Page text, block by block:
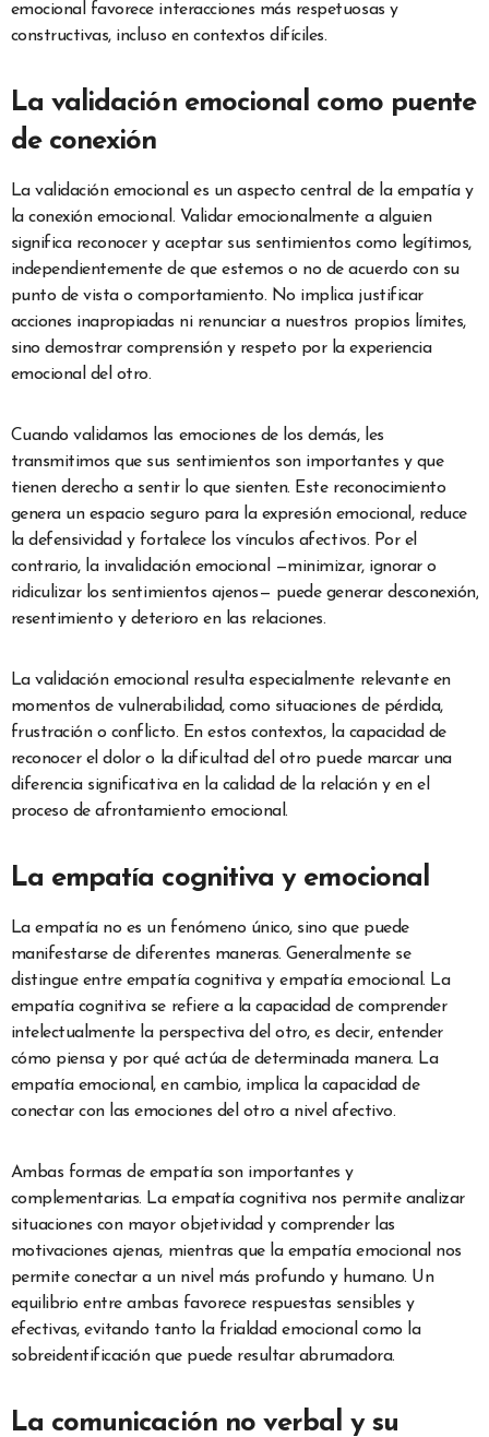
emocional favorece interacciones más respetuosas y
constructivas, incluso en contextos difíciles.
La validación emocional como puente
de conexión
La validación emocional es un aspecto central de la empatía y
la conexión emocional. Validar emocionalmente a alguien
significa reconocer y aceptar sus sentimientos como legítimos,
independientemente de que estemos o no de acuerdo con su
punto de vista o comportamiento. No implica justificar
acciones inapropiadas ni renunciar a nuestros propios límites,
sino demostrar comprensión y respeto por la experiencia
emocional del otro.
Cuando validamos las emociones de los demás, les
transmitimos que sus sentimientos son importantes y que
tienen derecho a sentir lo que sienten. Este reconocimiento
genera un espacio seguro para la expresión emocional, reduce
la defensividad y fortalece los vínculos afectivos. Por el
contrario, la invalidación emocional —minimizar, ignorar o
ridiculizar los sentimientos ajenos— puede generar desconexión,
resentimiento y deterioro en las relaciones.
La validación emocional resulta especialmente relevante en
momentos de vulnerabilidad, como situaciones de pérdida,
frustración o conflicto. En estos contextos, la capacidad de
reconocer el dolor o la dificultad del otro puede marcar una
diferencia significativa en la calidad de la relación y en el
proceso de afrontamiento emocional.
La empatía cognitiva y emocional
La empatía no es un fenómeno único, sino que puede
manifestarse de diferentes maneras. Generalmente se
distingue entre empatía cognitiva y empatía emocional. La
empatía cognitiva se refiere a la capacidad de comprender
intelectualmente la perspectiva del otro, es decir, entender
cómo piensa y por qué actúa de determinada manera. La
empatía emocional, en cambio, implica la capacidad de
conectar con las emociones del otro a nivel afectivo.
Ambas formas de empatía son importantes y
complementarias. La empatía cognitiva nos permite analizar
situaciones con mayor objetividad y comprender las
motivaciones ajenas, mientras que la empatía emocional nos
permite conectar a un nivel más profundo y humano. Un
equilibrio entre ambas favorece respuestas sensibles y
efectivas, evitando tanto la frialdad emocional como la
sobreidentificación que puede resultar abrumadora.
La comunicación no verbal y su